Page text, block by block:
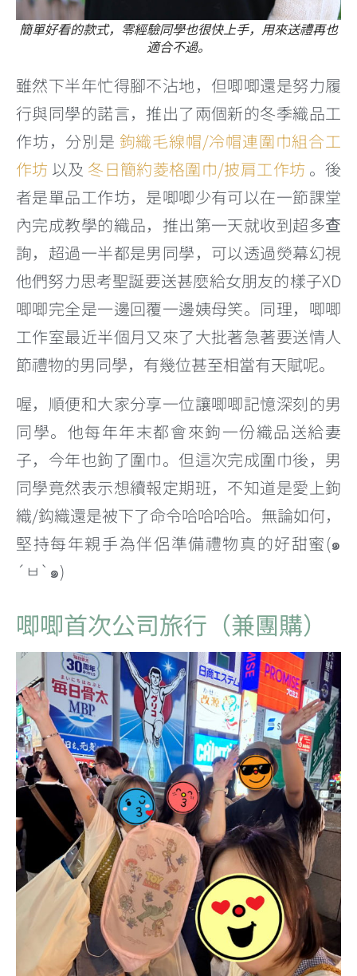
簡單好看的款式，零經驗同學也很快上手，用來送禮再也
適合不過。
雖然下半年忙得腳不沾地，但唧唧還是努力履
行與同學的諾言，推出了兩個新的冬季織品工
作坊，分別是 鉤織毛線帽/冷帽連圍巾組合工
作坊 以及 冬日簡約菱格圍巾/披肩工作坊 。後
者是單品工作坊，是唧唧少有可以在一節課堂
內完成教學的織品，推出第一天就收到超多查
詢，超過一半都是男同學，可以透過熒幕幻視
他們努力思考聖誕要送甚麼給女朋友的樣子XD
唧唧完全是一邊回覆一邊姨母笑。同理，唧唧
工作室最近半個月又來了大批著急著要送情人
節禮物的男同學，有幾位甚至相當有天賦呢。
喔，順便和大家分享一位讓唧唧記憶深刻的男
同學。他每年年末都會來鉤一份織品送給妻
子，今年也鉤了圍巾。但這次完成圍巾後，男
同學竟然表示想續報定期班，不知道是愛上鉤
織/鈎織還是被下了命令哈哈哈哈。無論如何，
堅持每年親手為伴侶準備禮物真的好甜蜜(๑
´ㅂ`๑)
唧唧首次公司旅行（兼團購）